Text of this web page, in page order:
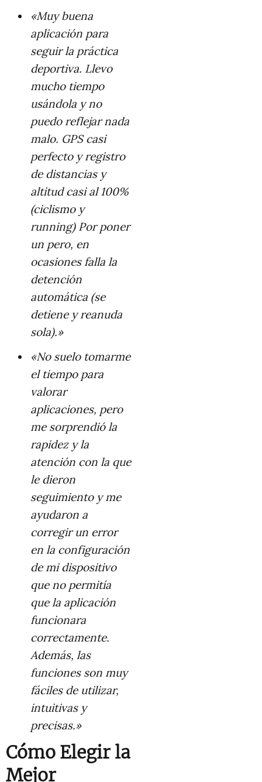
«Muy buena
aplicación para
seguir la práctica
deportiva. Llevo
mucho tiempo
usándola y no
puedo reflejar nada
malo. GPS casi
perfecto y registro
de distancias y
altitud casi al 100%
(ciclismo y
running) Por poner
un pero, en
ocasiones falla la
detención
automática (se
detiene y reanuda
sola).»
«No suelo tomarme
el tiempo para
valorar
aplicaciones, pero
me sorprendió la
rapidez y la
atención con la que
le dieron
seguimiento y me
ayudaron a
corregir un error
en la configuración
de mi dispositivo
que no permitía
que la aplicación
funcionara
correctamente.
Además, las
funciones son muy
fáciles de utilizar,
intuitivas y
precisas.»
Cómo Elegir la
Mejor